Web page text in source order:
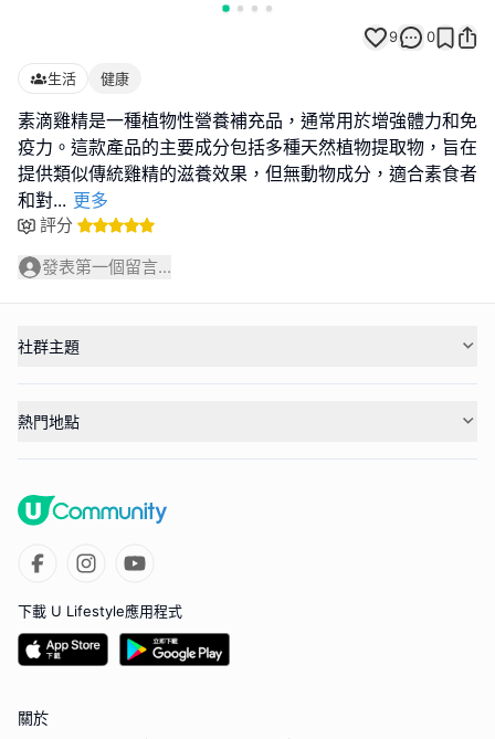
9 0
生活 健康
素滴雞精是一種植物性營養補充品，通常用於增強體力和免
疫力。這款產品的主要成分包括多種天然植物提取物，旨在
提供類似傳統雞精的滋養效果，但無動物成分，適合素食者
和對... 更多
評分
發表第一個留言...
社群主題
熱門地點
下載 U Lifestyle應用程式
關於